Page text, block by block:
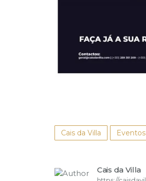
Cais da Villa Eventos
Cais da Villa